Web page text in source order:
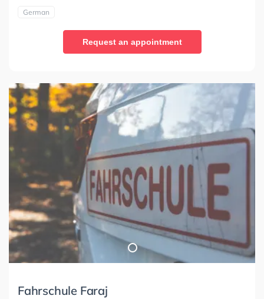
German
Request an appointment
Fahrschule Faraj